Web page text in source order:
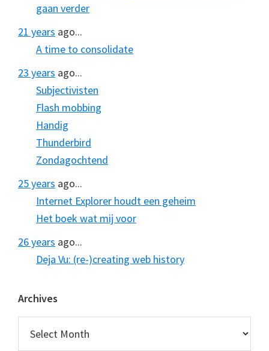
gaan verder
21 years ago...
A time to consolidate
23 years ago...
Subjectivisten
Flash mobbing
Handig
Thunderbird
Zondagochtend
25 years ago...
Internet Explorer houdt een geheim
Het boek wat mij voor
26 years ago...
Deja Vu: (re-)creating web history
Archives